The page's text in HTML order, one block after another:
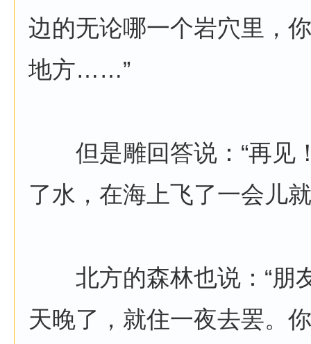
边的无论哪一个岩穴里，
地方……”
但是雕回答说：“再见
了水，在海上飞了一会儿
北方的森林也说：“朋
天晚了，就住一夜去罢。